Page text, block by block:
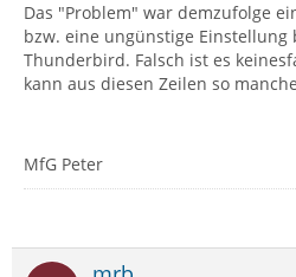
Das "Problem" war demzufolge
bzw. eine ungünstige Einstellung
Thunderbird. Falsch ist es
kann aus diesen Zeilen so
MfG Peter